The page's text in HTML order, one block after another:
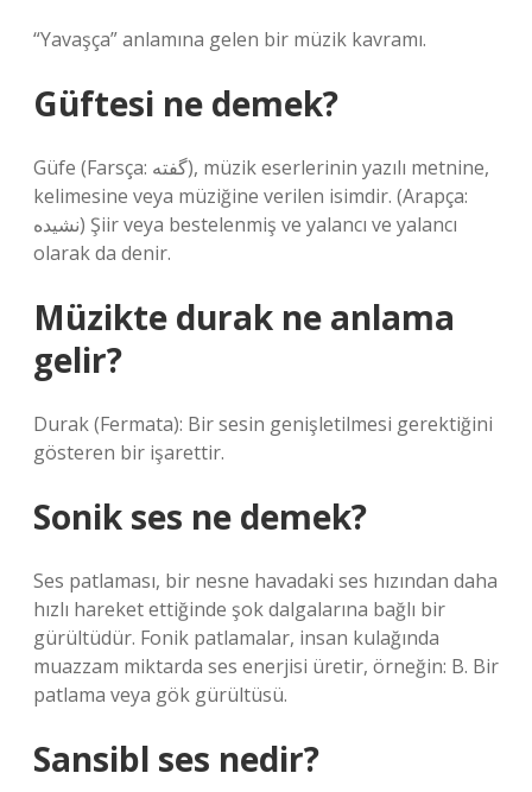
“Yavaşça” anlamına gelen bir müzik kavramı.
Güftesi ne demek?
Güfe (Farsça: گفته), müzik eserlerinin yazılı metnine,
kelimesine veya müziğine verilen isimdir. (Arapça:
نشيده) Şiir veya bestelenmiş ve yalancı ve yalancı
olarak da denir.
Müzikte durak ne anlama
gelir?
Durak (Fermata): Bir sesin genişletilmesi gerektiğini
gösteren bir işarettir.
Sonik ses ne demek?
Ses patlaması, bir nesne havadaki ses hızından daha
hızlı hareket ettiğinde şok dalgalarına bağlı bir
gürültüdür. Fonik patlamalar, insan kulağında
muazzam miktarda ses enerjisi üretir, örneğin: B. Bir
patlama veya gök gürültüsü.
Sansibl ses nedir?